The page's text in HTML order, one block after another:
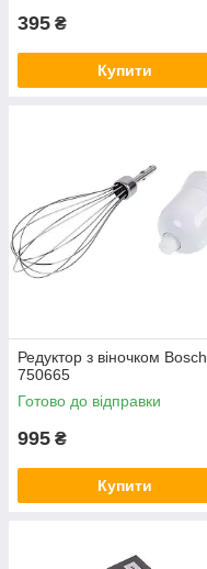
395 ₴
Купити
Редуктор з віночком Bosch
750665
Готово до відправки
995 ₴
Купити